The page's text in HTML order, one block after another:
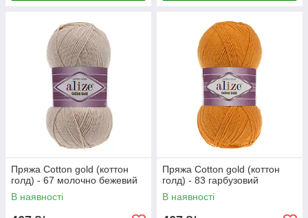
Пряжа Cotton gold (коттон
голд) - 67 молочно бежевий
В наявності
Пряжа Cotton gold (коттон
голд) - 83 гарбузовий
В наявності